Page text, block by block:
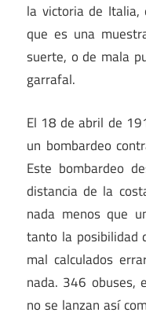
la victoria de Italia,
que es una
suerte, o de mala
garrafal.
El 18 de abril de
un bombardeo
Este bombardeo
distancia de la
nada menos que
tanto la posibilidad
mal calculados
nada. 346 obuses,
no se lanzan así